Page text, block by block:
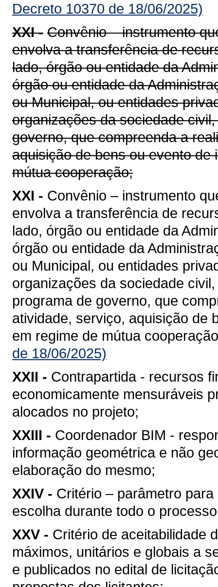
Decreto 10370 de 18/06/2025)
XXI - Convênio – instrumento
envolva a transferência de
lado, órgão ou entidade da
órgão ou entidade da
ou Municipal, ou entidades
organizações da sociedade
governo, que compreenda a
aquisição de bens ou evento
mútua cooperação;
XXI - Convênio – instrumento
envolva a transferência de
lado, órgão ou entidade da
órgão ou entidade da
ou Municipal, ou entidades
organizações da sociedade
programa de governo, que
atividade, serviço, aquisição de
em regime de mútua
de 18/06/2025)
XXII - Contrapartida - recursos
economicamente mensuráveis
alocados no projeto;
XXIII - Coordenador BIM -
informação geométrica e não
elaboração do mesmo;
XXIV - Critério – parâmetro
escolha durante todo o
XXV - Critério de aceitabilidade
máximos, unitários e globais a
e publicados no edital de